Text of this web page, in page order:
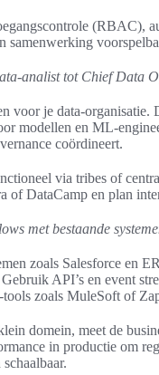
(RBAC),
samenwerking
analist tot Chief Data
voor je data-organisatie.
modellen en ML-
coördineert.
via tribes of
of DataCamp en plan
met bestaande
zoals Salesforce en
API’s en event
zoals MuleSoft of
domein, meet de
in productie om